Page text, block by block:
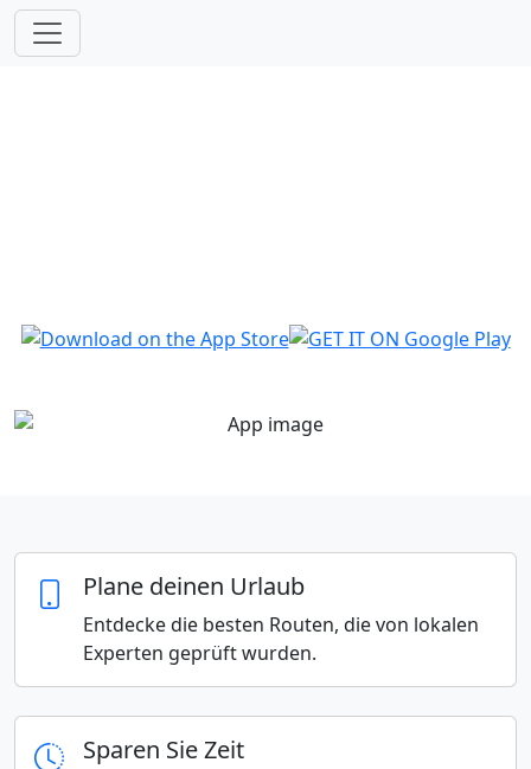
Plane deinen Urlaub
Entdecke die besten Routen, die von lokalen
Experten geprüft wurden.
Sparen Sie Zeit